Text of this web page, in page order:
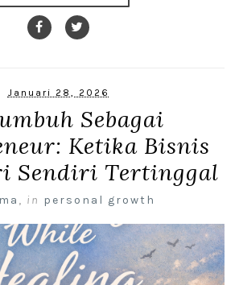
Januari 28, 2026
Sebagai
Ketika Bisnis
Sendiri Tertinggal
, in personal growth